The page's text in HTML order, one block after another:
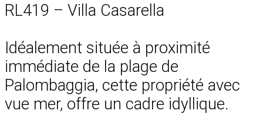
RL419 – Villa Casarella
Idéalement située à proximité
immédiate de la plage de
Palombaggia, cette propriété avec
vue mer, offre un cadre idyllique.